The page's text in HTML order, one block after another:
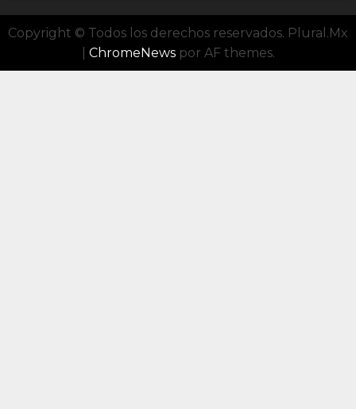
Copyright © Todos los derechos reservados. Plural.Mx
ChromeNewspor AF themes.